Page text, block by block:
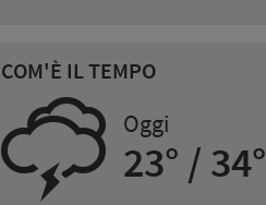
COM'È IL TEMPO
0 Oggi
23° / 34°